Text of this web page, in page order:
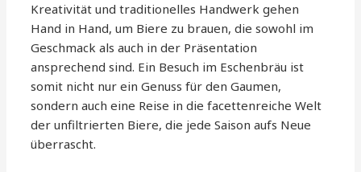
Kreativität und traditionelles Handwerk gehen
Hand in Hand, um Biere zu brauen, die sowohl im
Geschmack als auch in der Präsentation
ansprechend sind. Ein Besuch im Eschenbräu ist
somit nicht nur ein Genuss für den Gaumen,
sondern auch eine Reise in die facettenreiche Welt
der unfiltrierten Biere, die jede Saison aufs Neue
überrascht.